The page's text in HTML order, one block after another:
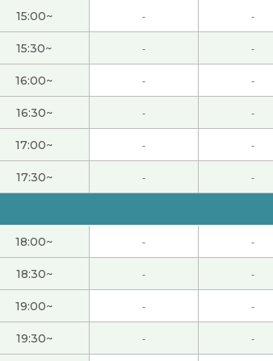
言老师。今天的课我也学到了很多，很开心能
湾旅鼓励学习汉语。明年应该去那里。下次见吧
的上课！我也真可惜，时间很快… 我的麻婆
请多关照！
的夸奖! 我以后也继续努力学习。( 70代 男性 )
里樱花还没盛开了。但是看上去很漂亮。下次
！今天跟您聊天，让我很开心！但，我担心您
很喜欢低调的人。这个人有修养。我也羡慕他
15:00~ - -
15:30~ - -
16:00~ - -
16:30~ - -
17:00~ - -
17:30~ - -
18:00~ - -
18:30~ - -
19:00~ - -
19:30~ - -